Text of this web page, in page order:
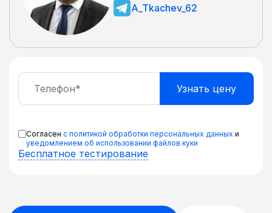
A_Tkachev_62
Согласен с политикой обработки персональных данных и
уведомлением об использовании файлов куки
Бесплатное тестирование